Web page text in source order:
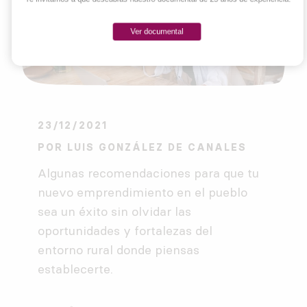
23/12/2021
POR
LUIS GONZÁLEZ DE CANALES
Algunas recomendaciones para que tu
nuevo emprendimiento en el pueblo
sea un éxito sin olvidar las
oportunidades y fortalezas del
entorno rural donde piensas
establecerte.
Ver documental